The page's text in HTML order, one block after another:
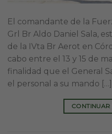
El comandante de la
Grl Br Aldo Daniel Sala,
de la IVta Br Aerot en
cabo entre el 13 y 15 de
finalidad que el General
el personal a su mando […]
CONTINUAR